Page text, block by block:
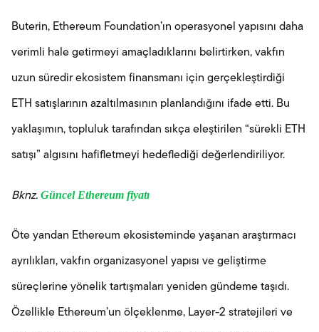
Buterin, Ethereum Foundation’ın operasyonel yapısını daha
verimli hale getirmeyi amaçladıklarını belirtirken, vakfın
uzun süredir ekosistem finansmanı için gerçekleştirdiği
ETH satışlarının azaltılmasının planlandığını ifade etti. Bu
yaklaşımın, topluluk tarafından sıkça eleştirilen “sürekli ETH
satışı” algısını hafifletmeyi hedeflediği değerlendiriliyor.
Bknz. Güncel Ethereum fiyatı
Öte yandan Ethereum ekosisteminde yaşanan araştırmacı
ayrılıkları, vakfın organizasyonel yapısı ve geliştirme
süreçlerine yönelik tartışmaları yeniden gündeme taşıdı.
Özellikle Ethereum’un ölçeklenme, Layer-2 stratejileri ve